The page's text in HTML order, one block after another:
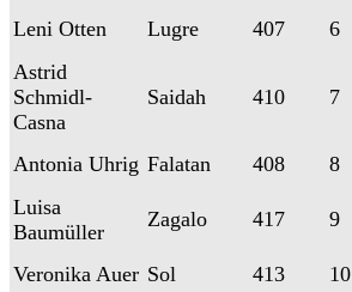
Leni Otten Lugre 407 6
Astrid
Schmidl-
Casna
Saidah 410 7
Antonia Uhrig Falatan 408 8
Luisa
Baumüller
Zagalo 417 9
Veronika Auer Sol 413 10